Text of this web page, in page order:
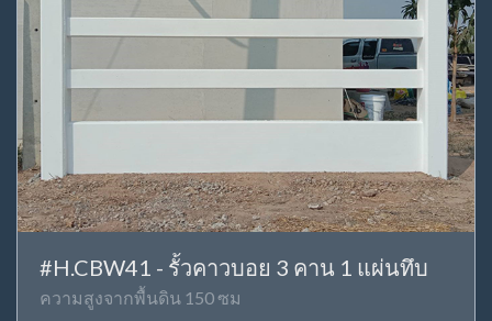
#H.CBW41 - รั้วคาวบอย 3 คาน 1 แผ่นทึบ
ความสูงจากพื้นดิน 150 ซม